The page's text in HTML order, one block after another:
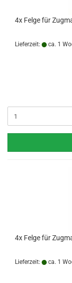
4x Felge für
Lieferzeit: ca. 1
4x Felge für
Lieferzeit: ca. 1